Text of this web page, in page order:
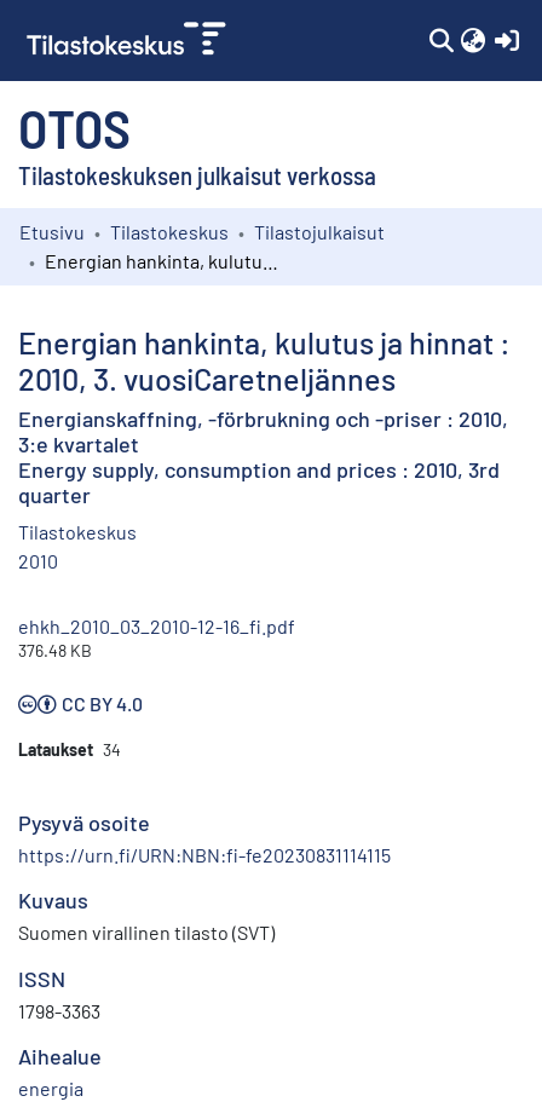
OTOS
Tilastokeskuksen julkaisut verkossa
Kokoelmat
Etusivu Tilastokeskus
Tilastojulkaisut
Energian hankinta, kulutus ja hinnat :
2010, 3. vuosiCaretneljännes
Energianskaffning, -förbrukning och -priser : 2010,
3:e kvartalet
Energy supply, consumption and prices : 2010, 3rd
quarter
Tilastokeskus
2010
ehkh_2010_03_2010-12-16_fi.pdf
376.48 KB
CC BY 4.0
Lataukset 34
Pysyvä osoite
https://urn.fi/URN:NBN:fi-fe20230831114115
Kuvaus
Suomen virallinen tilasto (SVT)
ISSN
1798-3363
Aihealue
energia